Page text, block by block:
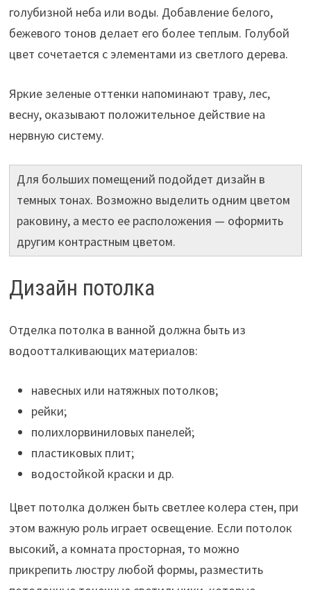
голубизной неба или воды. Добавление белого,
бежевого тонов делает его более теплым. Голубой
цвет сочетается с элементами из светлого дерева.
Яркие зеленые оттенки напоминают траву, лес,
весну, оказывают положительное действие на
нервную систему.
Для больших помещений подойдет дизайн в
темных тонах. Возможно выделить одним цветом
раковину, а место ее расположения — оформить
другим контрастным цветом.
Дизайн потолка
Отделка потолка в ванной должна быть из
водоотталкивающих материалов:
навесных или натяжных потолков;
рейки;
полихлорвиниловых панелей;
пластиковых плит;
водостойкой краски и др.
Цвет потолка должен быть светлее колера стен, при
этом важную роль играет освещение. Если потолок
высокий, а комната просторная, то можно
прикрепить люстру любой формы, разместить